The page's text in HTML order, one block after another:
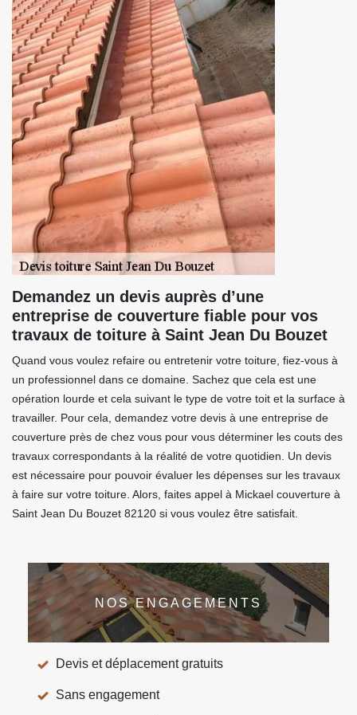
Demandez un devis auprès d’une
entreprise de couverture fiable pour vos
travaux de toiture à Saint Jean Du Bouzet
Quand vous voulez refaire ou entretenir votre toiture, fiez-vous à
un professionnel dans ce domaine. Sachez que cela est une
opération lourde et cela suivant le type de votre toit et la surface à
travailler. Pour cela, demandez votre devis à une entreprise de
couverture près de chez vous pour vous déterminer les couts des
travaux correspondants à la réalité de votre quotidien. Un devis
est nécessaire pour pouvoir évaluer les dépenses sur les travaux
à faire sur votre toiture. Alors, faites appel à Mickael couverture à
Saint Jean Du Bouzet 82120 si vous voulez être satisfait.
NOS ENGAGEMENTS
Devis et déplacement gratuits
Sans engagement